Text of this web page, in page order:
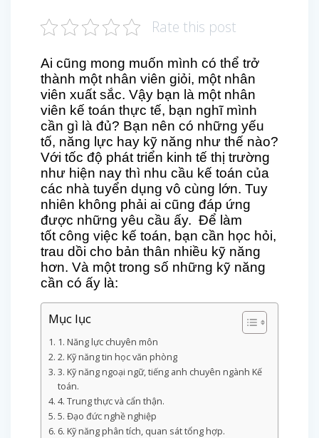
Rate this post
Ai cũng mong muốn mình có thể trở
thành một nhân viên giỏi, một nhân
viên xuất sắc. Vậy bạn là một nhân
viên kế toán thực tế, bạn nghĩ mình
cần gì là đủ? Bạn nên có những yếu
tố, năng lực hay kỹ năng như thế nào?
Với tốc độ phát triển kinh tế thị trường
như hiện nay thì nhu cầu kế toán của
các nhà tuyển dụng vô cùng lớn. Tuy
nhiên không phải ai cũng đáp ứng
được những yêu cầu ấy. Để làm
tốt công việc kế toán, bạn cần học hỏi,
trau dồi cho bản thân nhiều kỹ năng
hơn. Và một trong số những kỹ năng
cần có ấy là:
Mục lục
1. Năng lực chuyên môn
2. Kỹ năng tin học văn phòng
3. Kỹ năng ngoại ngữ, tiếng anh chuyên ngành Kế
toán.
4. Trung thực và cẩn thận.
5. Đạo đức nghề nghiệp
6. Kỹ năng phân tích, quan sát tổng hợp.